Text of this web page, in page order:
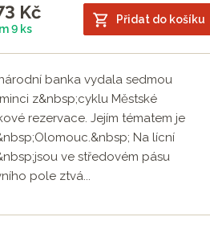
Kč
9 ks
Přidat do košíku
banka vydala sedmou
z&nbsp;cyklu Městské
rezervace. Jejím tématem je
Na lícní
ve středovém pásu
pole ztvá...